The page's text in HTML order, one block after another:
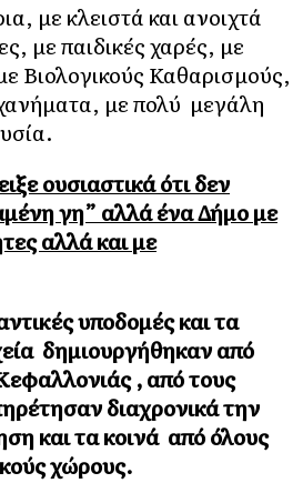
με κλειστά και ανοιχτά
με παιδικές χαρές, με
Βιολογικούς Καθαρισμούς,
με πολύ μεγάλη
ουσιαστικά ότι δεν
γη” αλλά ένα Δήμο με
αλλά και με
υποδομές και τα
δημιουργήθηκαν από
, από τους
διαχρονικά την
και τα κοινά από όλους
χώρους.